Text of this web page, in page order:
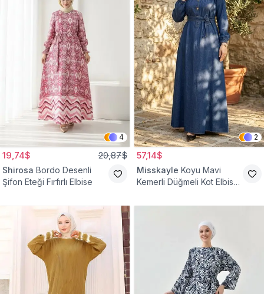
4
19,74$ 20,87$
Shirosa Bordo Desenli
Şifon Eteği Fırfırlı Elbise
2
57,14$
Misskayle Koyu Mavi
Kemerli Düğmeli Kot Elbise